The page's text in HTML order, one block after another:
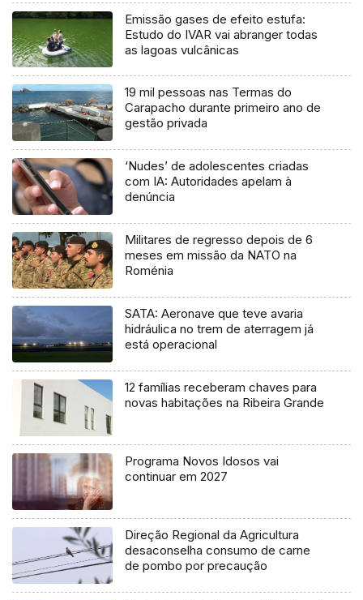
Emissão gases de efeito estufa:
Estudo do IVAR vai abranger todas
as lagoas vulcânicas
19 mil pessoas nas Termas do
Carapacho durante primeiro ano de
gestão privada
‘Nudes’ de adolescentes criadas
com IA: Autoridades apelam à
denúncia
Militares de regresso depois de 6
meses em missão da NATO na
Roménia
SATA: Aeronave que teve avaria
hidráulica no trem de aterragem já
está operacional
12 famílias receberam chaves para
novas habitações na Ribeira Grande
Programa Novos Idosos vai
continuar em 2027
Direção Regional da Agricultura
desaconselha consumo de carne
de pombo por precaução